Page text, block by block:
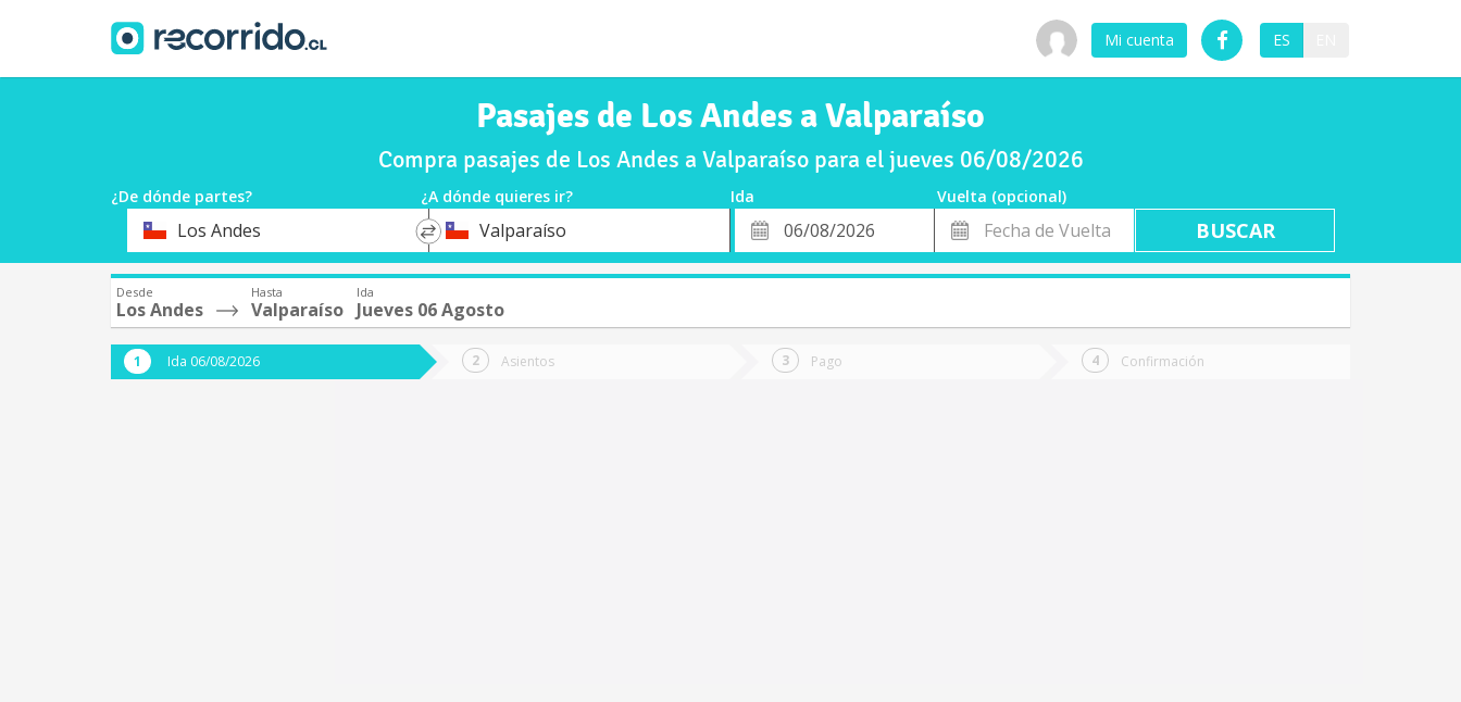
Mi cuenta ES
Pasajes de Los Andes a Valparaíso
Compra pasajes de Los Andes a Valparaíso para el jueves 06/08/2026
¿De dónde partes? ¿A dónde quieres ir? Ida
Vuelta (opcional)
OrigenLos Andes
*
DestinoValparaíso
Fecha
de
Fecha
de
Vuelta
Desde
Los Andes
Hasta
Valparaíso
Ida
Jueves 06 Agosto
Ida 06/08/2026 Asientos Pago Confirmación